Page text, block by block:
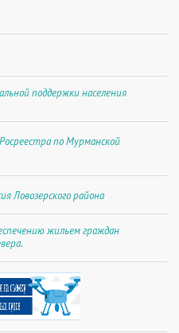
поддержки населения
по Мурманской
Ловозерского района
жильем граждан